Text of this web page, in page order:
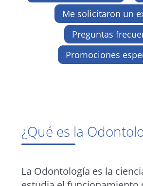
Me solicitaron un
Preguntas
Promociones
¿Qué es la
La Odontología es la